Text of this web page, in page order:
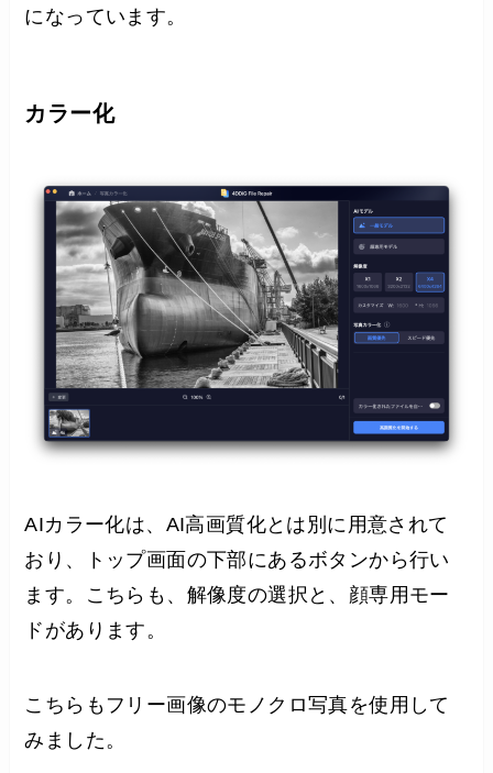
になっています。
カラー化
AIカラー化は、AI高画質化とは別に用意されて
おり、トップ画面の下部にあるボタンから行い
ます。こちらも、解像度の選択と、顔専用モー
ドがあります。
こちらもフリー画像のモノクロ写真を使用して
みました。